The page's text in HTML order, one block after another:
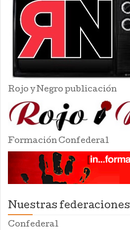
Rojo y Negro publicación
Formación Confederal
Nuestras federaciones
Confederal